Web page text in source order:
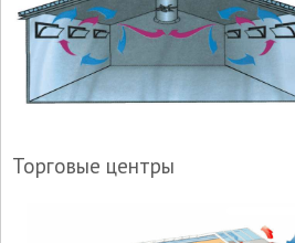
Торговые центры